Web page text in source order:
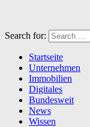
Search for:
Startseite
Unternehmen
Immobilien
Digitales
Bundesweit
News
Wissen